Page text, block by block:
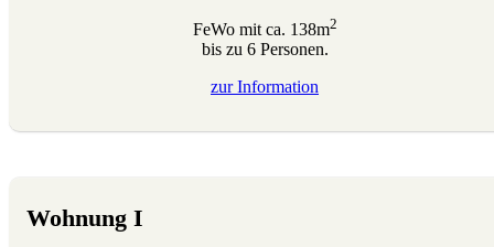
FeWo mit ca. 138m2
bis zu 6 Personen.
zurInformation
Wohnung I